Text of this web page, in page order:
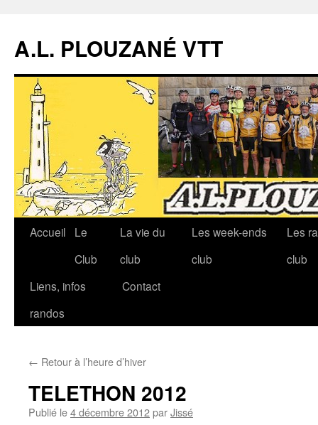
A.L. PLOUZANÉ VTT
Aller
contenu
Accueil
Le
Club
La vie du
club
Les week-ends
club
Les
club
Liens, infos
randos
Contact
← Retour à l’heure d’hiver
TELETHON 2012
Publié le4 décembre 2012parJissé